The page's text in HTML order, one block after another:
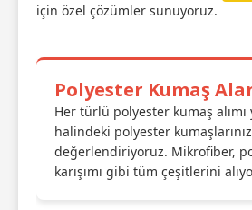
için özel çözümler sunuyoruz.
Polyester Kumaş
Her türlü polyester kumaş alımı
halindeki polyester
değerlendiriyoruz. Mikrofiber,
karışımı gibi tüm çeşitlerini